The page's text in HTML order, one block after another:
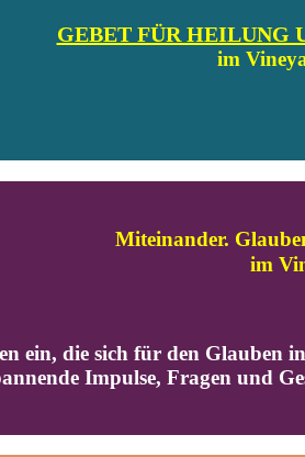
GEBET FÜR HEILUNG
im
Miteinander.
im
ein, die sich für den Glauben
Impulse, Fragen und